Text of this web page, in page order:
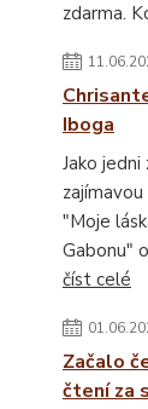
zdarma.
Iboga
Jako
"Moje
Gabonu"
číst celé
Začalo
čtení za